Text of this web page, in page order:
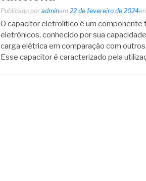
Publicado por adminem 22 de fevereiro de 2024
O capacitor eletrolítico é um componente
eletrônicos, conhecido por sua
carga elétrica em comparação com
Esse capacitor é caracterizado pela